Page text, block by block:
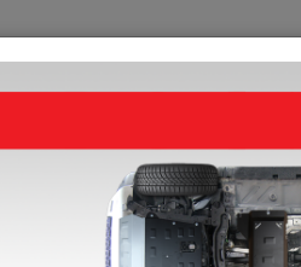
PIASTRA PARAMOTORE
di acciaio Kia Sorento